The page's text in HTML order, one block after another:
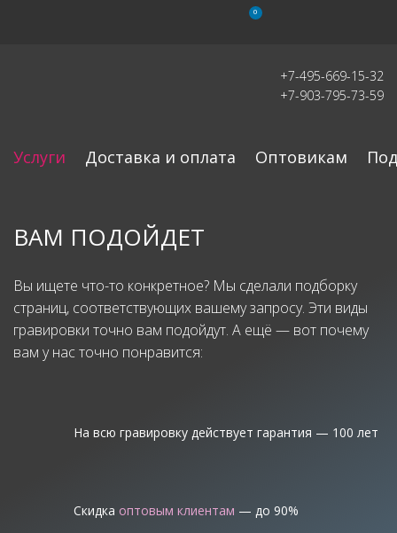
Услуги Доставка и оплата Оптовикам
+7-495-669-15-32
+7-903-795-73-59
ВАМ ПОДОЙДЕТ
Вы ищете что-то конкретное? Мы сделали подборку
страниц, соответствующих вашему запросу. Эти виды
гравировки точно вам подойдут. А ещё — вот почему
вам у нас точно понравится:
На всю гравировку действует гарантия — 100 лет
Скидка оптовым клиентам — до 90%
0